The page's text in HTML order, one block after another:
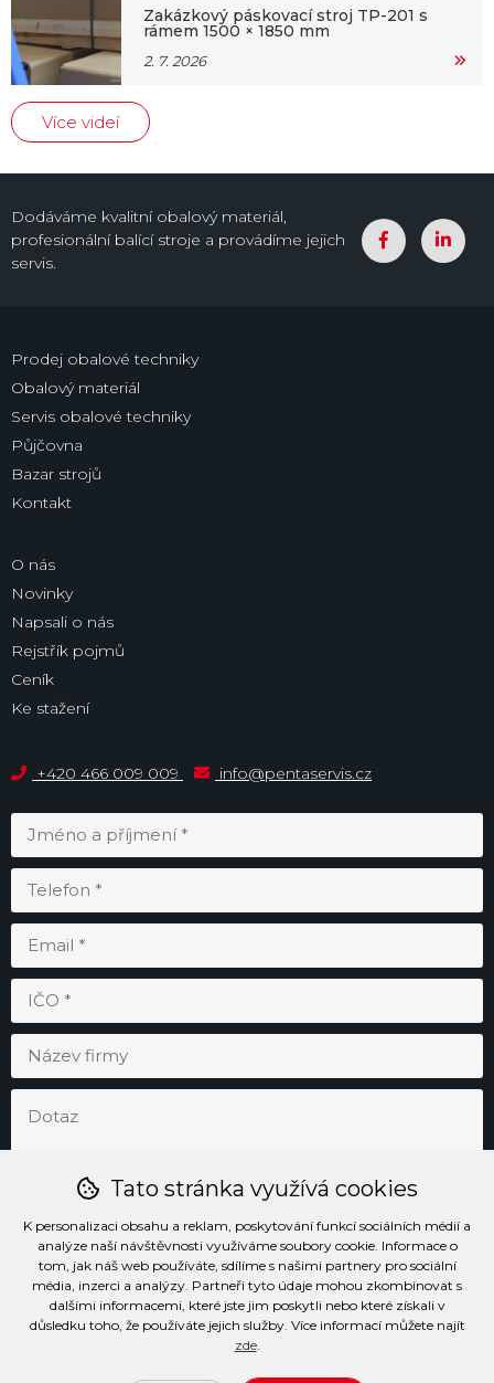
Zakázkový páskovací stroj TP-201 s
rámem 1500 × 1850 mm
2. 7. 2026
Více videí
Dodáváme kvalitní obalový materiál,
profesionální balící stroje a provádíme jejich
servis.
Prodej obalové techniky
Obalový materiál
Servis obalové techniky
Půjčovna
Bazar strojů
Kontakt
O nás
Novinky
Napsali o nás
Rejstřík pojmů
Ceník
Ke stažení
+420 466 009 009 info@pentaservis.cz
Odesláním souhlasím se zpracováním osobních údajů
Prohlášení o přístupnosti Podmínky užívání stránek
Tato stránka využívá cookies
K personalizaci obsahu a reklam, poskytování funkcí sociálních médií a
analýze naší návštěvnosti využíváme soubory cookie. Informace o
tom, jak náš web používáte, sdílíme s našimi partnery pro sociální
média, inzerci a analýzy. Partneři tyto údaje mohou zkombinovat s
dalšími informacemi, které jste jim poskytli nebo které získali v
důsledku toho, že používáte jejich služby. Více informací můžete najít
zde.